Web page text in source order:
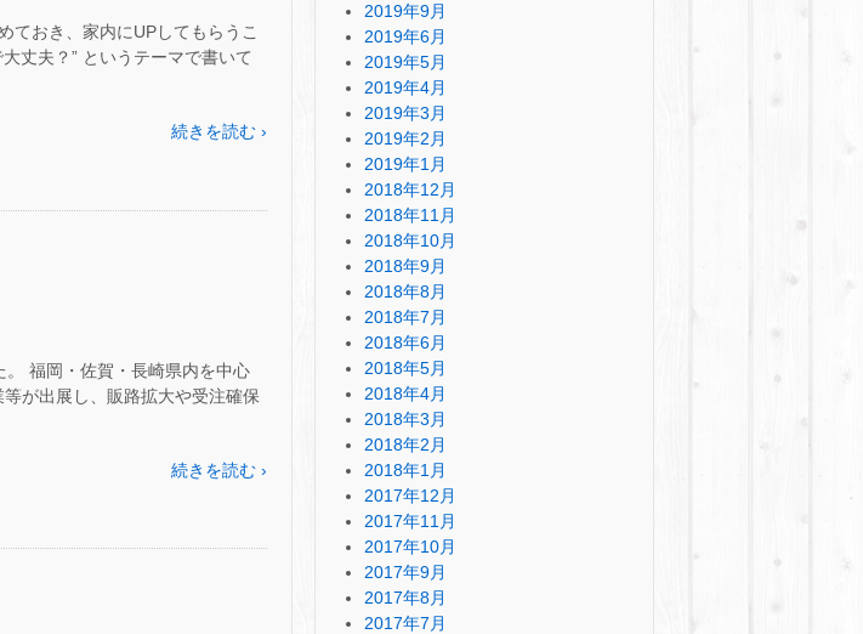
ておき、家内にUPしてもらうこ
丈夫？” というテーマで書いて
続きを読む ›
福岡・佐賀・長崎県内を中心
が出展し、販路拡大や受注確保
続きを読む ›
2019年9月
2019年6月
2019年5月
2019年4月
2019年3月
2019年2月
2019年1月
2018年12月
2018年11月
2018年10月
2018年9月
2018年8月
2018年7月
2018年6月
2018年5月
2018年4月
2018年3月
2018年2月
2018年1月
2017年12月
2017年11月
2017年10月
2017年9月
2017年8月
2017年7月